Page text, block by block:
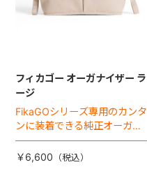
フィカゴー オーガナイザー ラ
ージ
FikaGOシリーズ専用のカンタ
ンに装着できる純正オーガナ
イザー。
￥6,600